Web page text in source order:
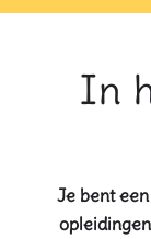
In
Je bent